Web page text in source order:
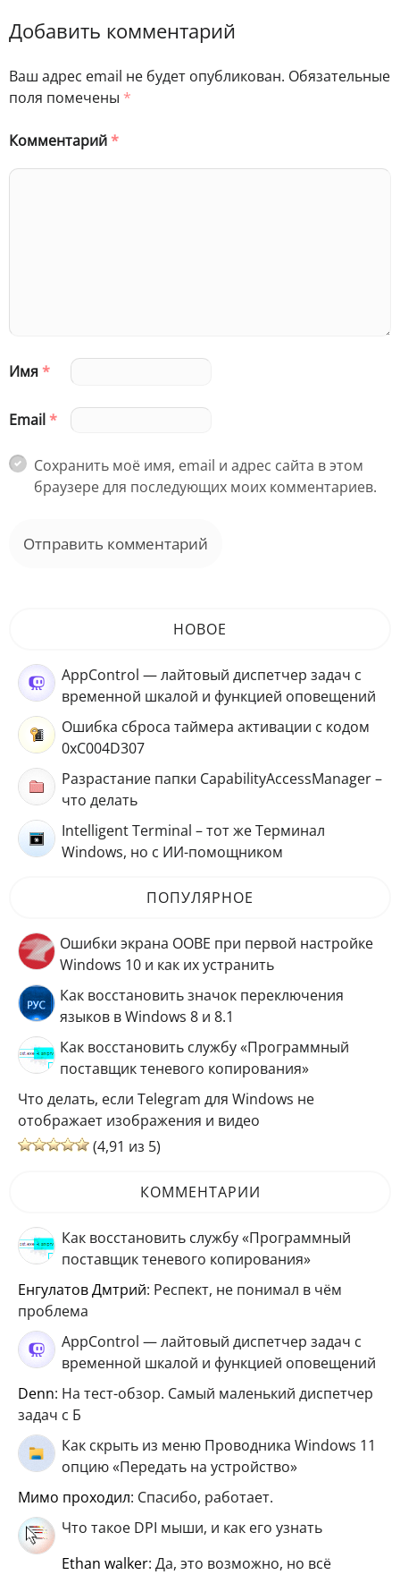
Добавить комментарий
Ваш адрес email не будет опубликован. Обязательные
поля помечены *
Комментарий*
Имя*
Email*
Сохранить моё имя, email и адрес сайта в этом
браузере для последующих моих комментариев.
НОВОЕ
AppControl — лайтовый диспетчер задач с
временной шкалой и функцией оповещений
Ошибка сброса таймера активации с кодом
0xC004D307
Разрастание папки CapabilityAccessManager –
что делать
Intelligent Terminal – тот же Терминал
Windows, но с ИИ-помощником
ПОПУЛЯРНОЕ
Ошибки экрана OOBE при первой настройке
Windows 10 и как их устранить
Как восстановить значок переключения
языков в Windows 8 и 8.1
Как восстановить службу «Программный
поставщик теневого копирования»
Что делать, если Telegram для Windows не
отображает изображения и видео
(4,91 из 5)
КОММЕНТАРИИ
Как восстановить службу «Программный
поставщик теневого копирования»
Енгулатов Дмтрий: Респект, не понимал в чём
проблема
AppControl — лайтовый диспетчер задач с
временной шкалой и функцией оповещений
Denn: На тест-обзор. Самый маленький диспетчер
задач с Б
Как скрыть из меню Проводника Windows 11
опцию «Передать на устройство»
мимо проходил: Спасибо, работает.
Что такое DPI мыши, и как его узнать
ethan walker: Да, это возможно, но всё